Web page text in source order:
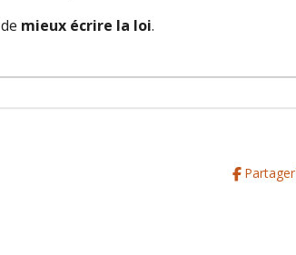
mieux écrire la loi.
Partager